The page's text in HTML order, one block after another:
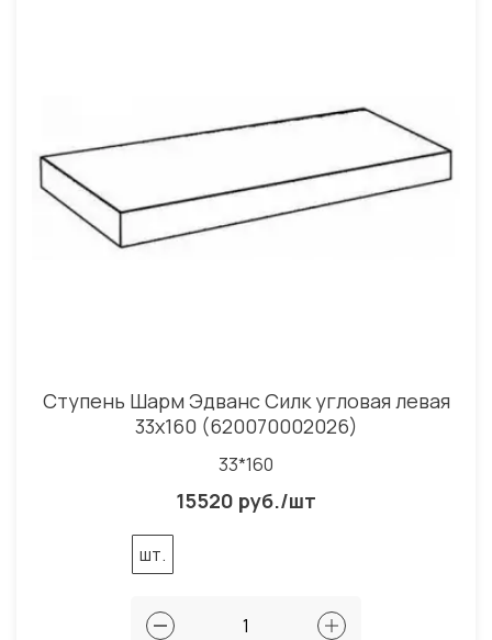
Ступень Шарм Эдванс Силк угловая левая
33x160 (620070002026)
33*160
15520 руб./шт
шт.